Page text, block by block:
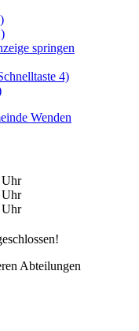
springen
4)
Abteilungen